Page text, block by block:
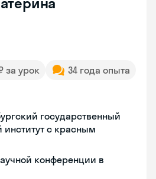
за урок
34 года опыта
государственный
институт с красным
конференции в